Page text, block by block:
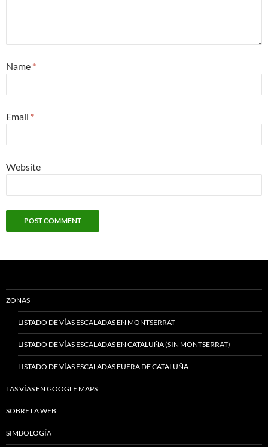
Name *
Email *
Website
ZONAS
LISTADO DE VÍAS ESCALADAS EN MONTSERRAT
LISTADO DE VÍAS ESCALADAS EN CATALUÑA (SIN MONTSERRAT)
LISTADO DE VÍAS ESCALADAS FUERA DE CATALUÑA
LAS VÍAS EN GOOGLE MAPS
SOBRE LA WEB
SIMBOLOGÍA